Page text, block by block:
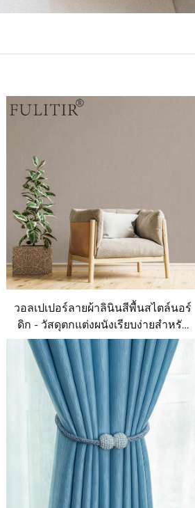
วอลเปเปอร์ลายผ้าลินินสีพื้นสไตล์นอร์
ดิก - วัสดุตกแต่งผนังเรียบง่ายสำหรับ
ตกแต่งผนังด้านหลังโซฟาในห้องนั่ง
เล่น มีหลายสีให้เลือก